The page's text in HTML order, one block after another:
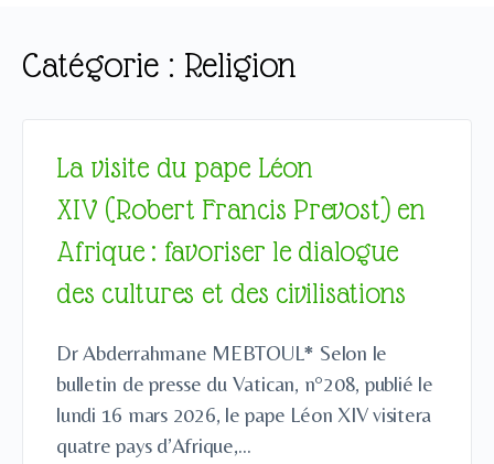
Catégorie : Religion
La visite du pape Léon
XIV (Robert Francis Prevost) en
Afrique : favoriser le dialogue
des cultures et des civilisations
Dr Abderrahmane MEBTOUL* Selon le
bulletin de presse du Vatican, n°208, publié le
lundi 16 mars 2026, le pape Léon XIV visitera
quatre pays d’Afrique,…